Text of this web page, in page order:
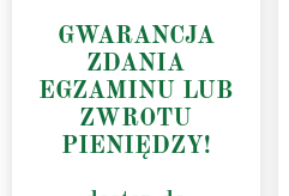
GWARANCJA
ZDANIA
EGZAMINU LUB
ZWROTU
PIENIĘDZY!